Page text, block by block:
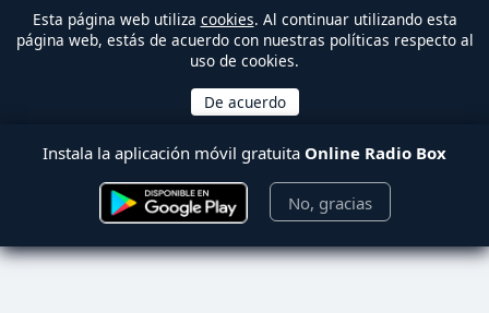
Esta página web utiliza cookies. Al continuar utilizando esta
página web, estás de acuerdo con nuestras políticas respecto al
uso de cookies.
Instala la aplicación móvil gratuita Online Radio Box
No, gracias